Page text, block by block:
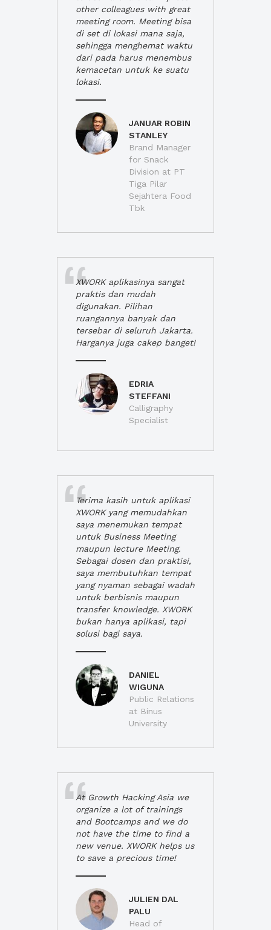
other colleagues with great
meeting room. Meeting bisa
di set di lokasi mana saja,
sehingga menghemat waktu
dari pada harus menembus
kemacetan untuk ke suatu
lokasi.
JANUAR ROBIN
STANLEY
Brand Manager
for Snack
Division at PT
Tiga Pilar
Sejahtera Food
Tbk
XWORK aplikasinya sangat
praktis dan mudah
digunakan. Pilihan
ruangannya banyak dan
tersebar di seluruh Jakarta.
Harganya juga cakep banget!
EDRIA
STEFFANI
Calligraphy
Specialist
Terima kasih untuk aplikasi
XWORK yang memudahkan
saya menemukan tempat
untuk Business Meeting
maupun lecture Meeting.
Sebagai dosen dan praktisi,
saya membutuhkan tempat
yang nyaman sebagai wadah
untuk berbisnis maupun
transfer knowledge. XWORK
bukan hanya aplikasi, tapi
solusi bagi saya.
DANIEL
WIGUNA
Public Relations
at Binus
University
At Growth Hacking Asia we
organize a lot of trainings
and Bootcamps and we do
not have the time to find a
new venue. XWORK helps us
to save a precious time!
JULIEN DAL
PALU
Head of